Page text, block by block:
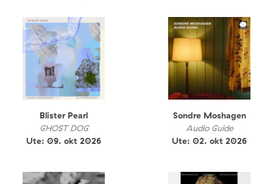
Blister Pearl
GHOST DOG
Ute: 09. okt 2026
Sondre Moshagen
Audio Guide
Ute: 02. okt 2026